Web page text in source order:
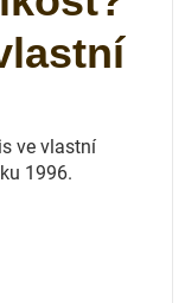
ve vlastní
1996.